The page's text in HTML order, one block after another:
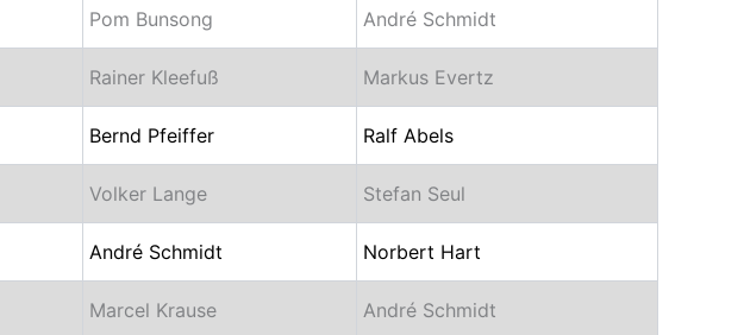
Pom Bunsong André Schmidt
Rainer Kleefuß Markus Evertz
Bernd Pfeiffer Ralf Abels
Volker Lange Stefan Seul
André Schmidt Norbert Hart
Marcel Krause André Schmidt